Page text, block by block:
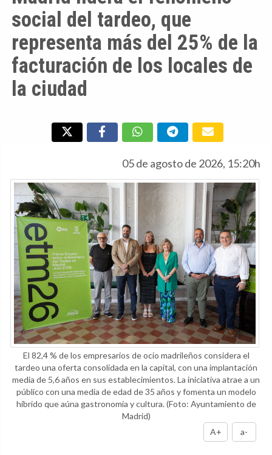
social del tardeo, que
representa más del 25% de la
facturación de los locales de
la ciudad
05 de agosto de 2026, 15:20h
El 82,4 % de los empresarios de ocio madrileños considera el
tardeo una oferta consolidada en la capital, con una implantación
media de 5,6 años en sus establecimientos. La iniciativa atrae a un
público con una media de edad de 35 años y fomenta un modelo
híbrido que aúna gastronomía y cultura.(Foto: Ayuntamiento de
Madrid)
A+
a-